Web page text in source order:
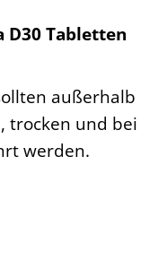
D30 Tabletten
außerhalb
trocken und bei
werden.